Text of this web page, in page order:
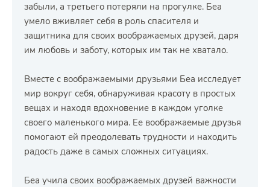
забыли, а третьего потеряли на прогулке. Беа
умело вживляет себя в роль спасителя и
защитника для своих воображаемых друзей, даря
им любовь и заботу, которых им так не хватало.
Вместе с воображаемыми друзьями Беа исследует
мир вокруг себя, обнаруживая красоту в простых
вещах и находя вдохновение в каждом уголке
своего маленького мира. Ее воображаемые друзья
помогают ей преодолевать трудности и находить
радость даже в самых сложных ситуациях.
Беа учила своих воображаемых друзей важности